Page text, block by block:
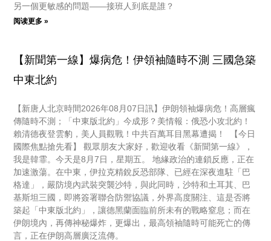
另一個更敏感的問題——接班人到底是誰？
阅读更多 »
【新聞第一線】爆病危！伊領袖隨時不測 三國急築
中東北約
【新唐人北京時間2026年08月07日訊】伊朗領袖爆病危！高層瘋
傳隨時不測；「中東版北約」今成形？美情報：俄恐小攻北約！
賴清德夜登雲豹，美人員觀戰！中共百萬耳目黑幕遭揭！ 【今日
國際焦點搶先看】 觀眾朋友大家好，歡迎收看《新聞第一線》，
我是韓霏。今天是8月7日，星期五。 地緣政治的連鎖反應，正在
加速激蕩。在中東，伊拉克精銳反恐部隊、已經在深夜進駐「巴
格達」，嚴防境內武裝突襲沙特，與此同時，沙特和土耳其、巴
基斯坦三國，即將簽署聯合防禦協議，外界高度關注、這是否將
築起「中東版北約」，讓德黑蘭面臨前所未有的戰略窒息；而在
伊朗境內，再傳神秘爆炸，更爆出，最高領袖隨時可能死亡的傳
言，正在伊朗高層廣泛流傳。